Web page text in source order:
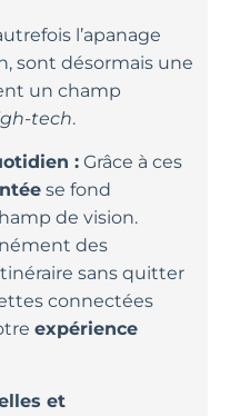
l’apanage
sont désormais une
un champ
tech.
: Grâce à ces
se fond
de vision.
des
sans quitter
connectées
expérience
et